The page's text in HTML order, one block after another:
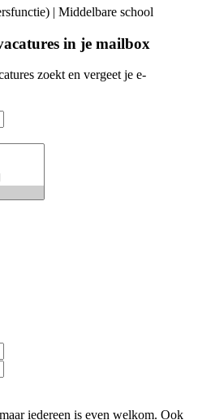
| Middelbare school
in je mailbox
zoekt en vergeet je e-
iedereen is even welkom. Ook